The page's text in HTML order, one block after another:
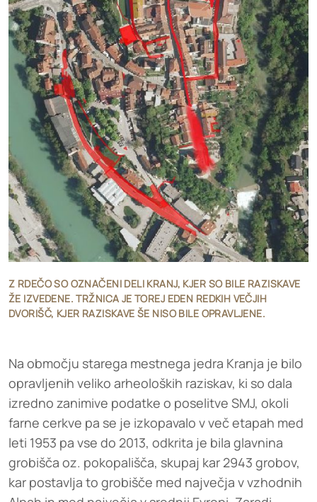
Z RDEČO SO OZNAČENI DELI KRANJ, KJER SO BILE RAZISKAVE
ŽE IZVEDENE. TRŽNICA JE TOREJ EDEN REDKIH VEČJIH
DVORIŠČ, KJER RAZISKAVE ŠE NISO BILE OPRAVLJENE.
Na območju starega mestnega jedra Kranja je bilo
opravljenih veliko arheoloških raziskav, ki so dala
izredno zanimive podatke o poselitve SMJ, okoli
farne cerkve pa se je izkopavalo v več etapah med
leti 1953 pa vse do 2013, odkrita je bila glavnina
grobišča oz. pokopališča, skupaj kar 2943 grobov,
kar postavlja to grobišče med največja v vzhodnih